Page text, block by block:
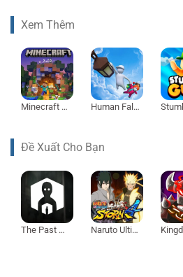
Xem Thêm
Minecraft 1.21 Human Fall Flat
Đề Xuất Cho Bạn
The Past Within Naruto Ultimate Ninja Storm 4